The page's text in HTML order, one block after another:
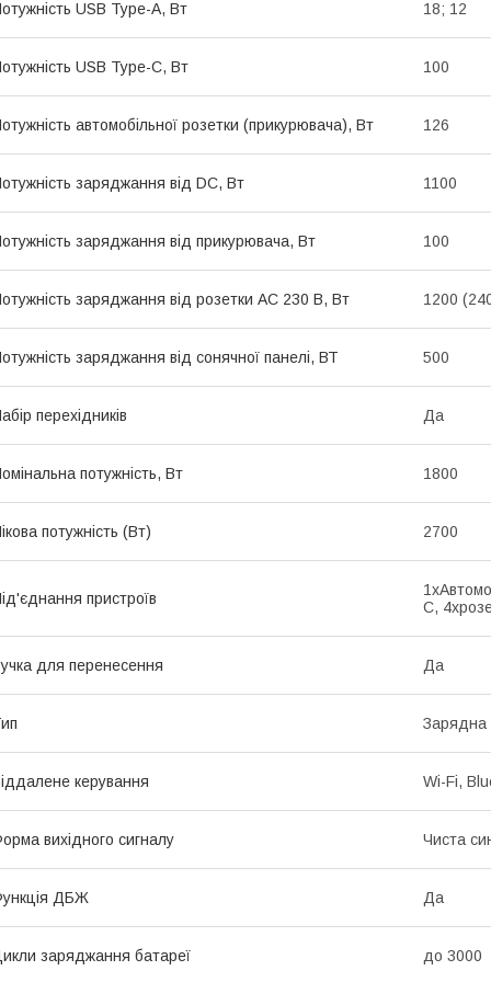
USB Type-A, Вт 18; 12
USB Type-C, Вт 100
автомобільної розетки (прикурювача), Вт 126
заряджання від DC, Вт 1100
заряджання від прикурювача, Вт 100
заряджання від розетки AC 230 В, Вт 1200
заряджання від сонячної панелі, ВТ 500
перехідників Да
потужність, Вт 1800
потужність (Вт) 2700
пристроїв
C,
для перенесення Да
Зарядна
керування Wi-Fi,
вихідного сигналу Чиста
ДБЖ Да
заряджання батареї до 3000